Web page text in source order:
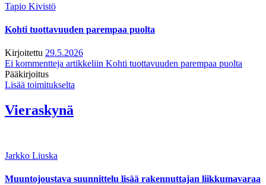
Tapio Kivistö
Kohti tuottavuuden parempaa puolta
Kirjoitettu 29.5.2026
Ei kommentteja artikkeliin Kohti tuottavuuden parempaa puolta
Pääkirjoitus
Lisää toimitukselta
Vieraskynä
Jarkko Liuska
Muuntojoustava suunnittelu lisää rakennuttajan liikkumavaraa